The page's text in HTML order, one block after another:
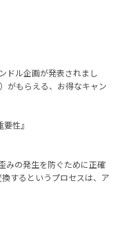
ドル企画が発表されまし
がもらえる、お得なキャン
性』
みの発生を防ぐために正確
するというプロセスは、ア